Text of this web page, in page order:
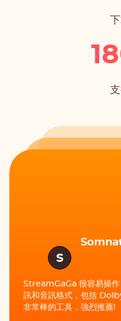
S
StreamGaGa 很容易操作
訊和音訊格式，包括
非常棒的工具，強烈推薦!
看。我強烈推薦它!